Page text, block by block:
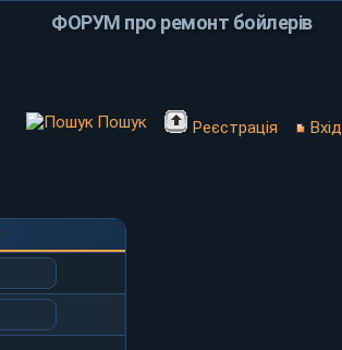
ФОРУМ про ремонт бойлерів
Пошук Реєстрація Вхід